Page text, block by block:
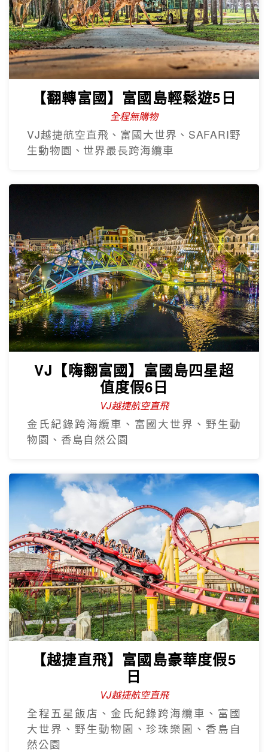
【翻轉富國】富國島輕鬆遊5日
全程無購物
VJ越捷航空直飛、富國大世界、SAFARI野
生動物園、世界最長跨海纜車
VJ【嗨翻富國】富國島四星超
值度假6日
VJ越捷航空直飛
金氏紀錄跨海纜車、富國大世界、野生動
物園、香島自然公園
【越捷直飛】富國島豪華度假5
日
VJ越捷航空直飛
全程五星飯店、金氏紀錄跨海纜車、富國
大世界、野生動物園、珍珠樂園、香島自
然公園